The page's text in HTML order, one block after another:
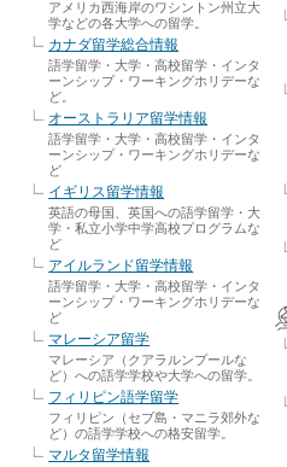
アメリカ西海岸のワシントン州立大
学などの各大学への留学。
カナダ留学総合情報
語学留学・大学・高校留学・インタ
ーンシップ・ワーキングホリデーな
ど。
オーストラリア留学情報
語学留学・大学・高校留学・インタ
ーンシップ・ワーキングホリデーな
ど
イギリス留学情報
英語の母国、英国への語学留学・大
学・私立小学中学高校プログラムな
ど
アイルランド留学情報
語学留学・大学・高校留学・インタ
ーンシップ・ワーキングホリデーな
ど
マレーシア留学
マレーシア（クアラルンプールな
ど）への語学学校や大学への留学。
フィリピン語学留学
フィリピン（セブ島・マニラ郊外な
ど）の語学学校への格安留学。
マルタ留学情報